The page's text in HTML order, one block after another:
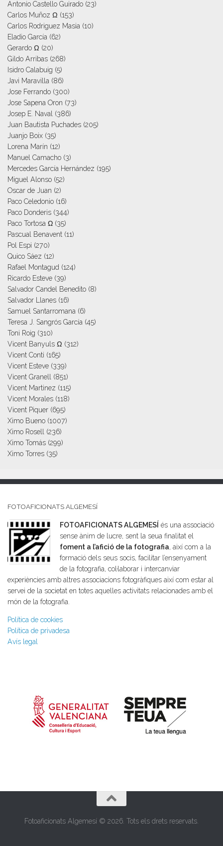
Antonio Castello Guirado (23)
Carlos Muñoz Ω (153)
Carlos Rodriguez Masia (10)
Eladio García (62)
Gerardo Ω (20)
Gildo Arribas (268)
Isidro Calabuig (5)
Javi Maravilla (86)
Jose Ferrando (300)
Jose Sapena Oron (73)
Josep E. Naval
(386)
Juan Bautista Puchades (205)
Juanjo Boix (35)
Lorena Marín (12)
Manuel Camacho (3)
Mercedes García Hernández (195)
Miguel Alonso (52)
Oscar de Juan (2)
Paco Celedonio (16)
Paco Donderis (344)
Paco Tortosa Ω (35)
Pascual Benavent (11)
Pol Espi (270)
Quico Sáez (12)
Rafael Montagud (124)
Ricardo Esteve (39)
Salvador Candel Benedito (8)
Salvador Llanes (16)
Samuel Santarromana (6)
Teresa J. Sangrós García (45)
Toni Roig (310)
Vicent Banyuls Ω (312)
Vicent Conti (165)
Vicent Esteve (339)
Vicent Granell
(851)
Vicent Martinez (115)
Vicent Morales (118)
Vicent Piquer (695)
Ximo Bueno (1007)
Ximo Rosell
(236)
Ximo Tomás (299)
Ximo Torres (35)
FOTOAFICIONATS ALGEMESÍ
FOTOAFICIONATS ALGEMESÍ és una associació
sense ànim de lucre, sent la seua finalitat el
foment a l’afició de la fotografia, així com a la
formació dels seus socis, facilitar l’ensenyament
de la fotografia, col·laborar i intercanviar
experiències amb altres associacions fotogràfiques així com estar al
servei de la societat en totes aquelles activitats relacionades amb el
món de la fotografia.
Política de cookies
Política de privadesa
Avís legal
Fotoaficionats Algemesí © 2026. Tots els drets reservats.